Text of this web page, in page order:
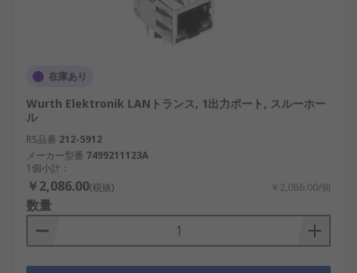
在庫あり
Wurth Elektronik LANトランス, 1出力ポート, スルーホー
ル
RS品番 212-5912
メーカー型番 7499211123A
1個小計：
￥2,086.00(税抜) ￥2,086.00/個
数量